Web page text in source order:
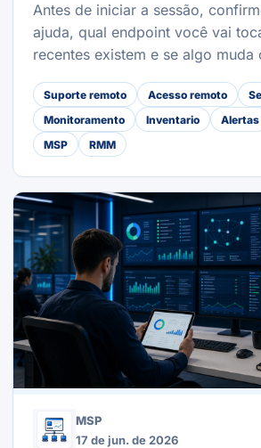
Antes de iniciar a sessão,
ajuda, qual endpoint você vai
recentes existem e se algo muda
Suporte remoto Acesso remoto
Monitoramento
Inventario Alertas
MSP
RMM
MSP
17 de jun. de 2026